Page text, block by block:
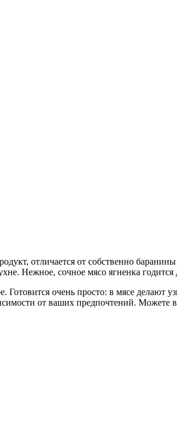
отличается от собственно
Нежное, сочное мясо ягненка годится
очень просто: в мясе делают
от ваших предпочтений. Можете